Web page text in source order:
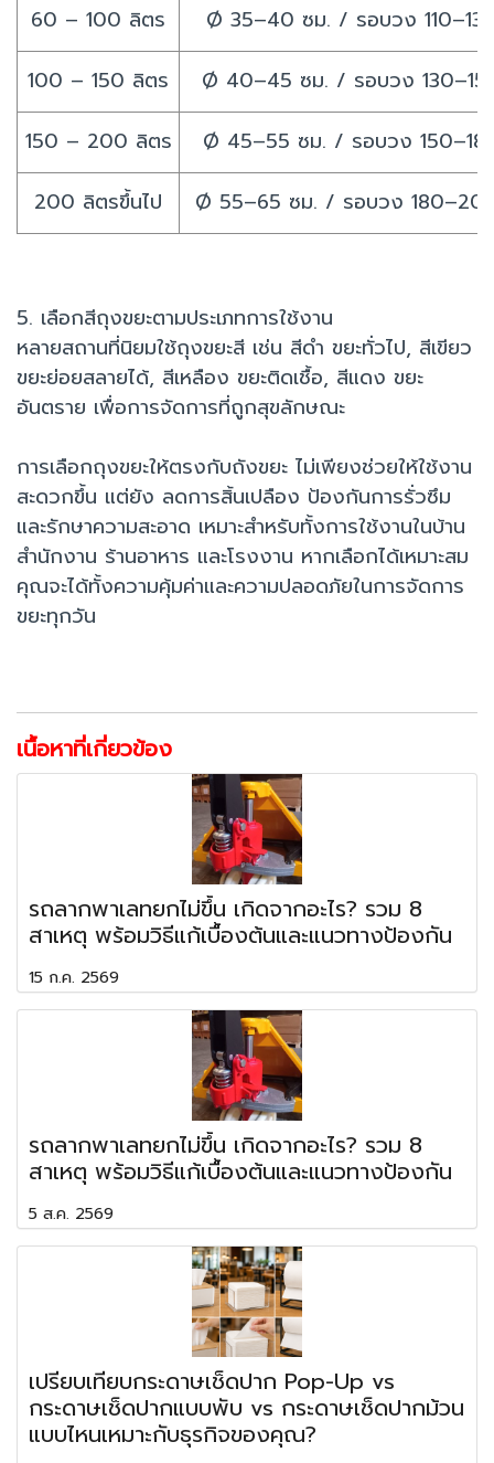
60 – 100 ลิตร
Ø 35–40 ซม. / รอบวง
100 – 150 ลิตร
Ø 40–45 ซม. / รอบวง
150 – 200 ลิตร
Ø 45–55 ซม. / รอบวง
200 ลิตรขึ้นไป
Ø 55–65 ซม. / รอบวง
5. เลือกสีถุงขยะตามประเภทการใช้งาน
หลายสถานที่นิยมใช้ถุงขยะสี เช่น สีดำ ขยะทั่วไป, สีเขียว
ขยะย่อยสลายได้, สีเหลือง ขยะติดเชื้อ, สีแดง ขยะ
อันตราย เพื่อการจัดการที่ถูกสุขลักษณะ
การเลือกถุงขยะให้ตรงกับถังขยะ ไม่เพียงช่วยให้ใช้งาน
สะดวกขึ้น แต่ยัง ลดการสิ้นเปลือง ป้องกันการรั่วซึม
และรักษาความสะอาด เหมาะสำหรับทั้งการใช้งานในบ้าน
สำนักงาน ร้านอาหาร และโรงงาน หากเลือกได้เหมาะสม
คุณจะได้ทั้งความคุ้มค่าและความปลอดภัยในการจัดการ
ขยะทุกวัน
เนื้อหาที่เกี่ยวข้อง
รถลากพาเลทยกไม่ขึ้น เกิดจากอะไร? รวม 8
สาเหตุ พร้อมวิธีแก้เบื้องต้นและแนวทางป้องกัน
15 ก.ค. 2569
รถลากพาเลทยกไม่ขึ้น เกิดจากอะไร? รวม 8
สาเหตุ พร้อมวิธีแก้เบื้องต้นและแนวทางป้องกัน
5 ส.ค. 2569
เปรียบเทียบกระดาษเช็ดปาก Pop-Up vs
กระดาษเช็ดปากแบบพับ vs กระดาษเช็ดปากม้วน
แบบไหนเหมาะกับธุรกิจของคุณ?